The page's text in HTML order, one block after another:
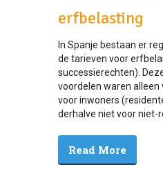
erfbelasting
In Spanje bestaan er
de tarieven voor
successierechten).
voordelen waren alleen
voor inwoners
derhalve niet voor niet-
Read More